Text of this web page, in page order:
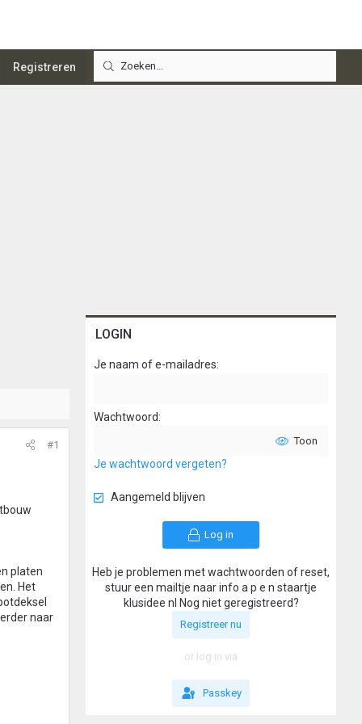
Registreren
#1
platen
Het
naar
LOGIN
Je naam of e-mailadres
Wachtwoord
Toon
Je wachtwoord vergeten?
Aangemeld blijven
Log in
Heb je problemen met wachtwoorden of reset,
stuur een mailtje naar info a p e n staartje
klusidee nl Nog niet geregistreerd?
Registreer nu
or log in via
Passkey